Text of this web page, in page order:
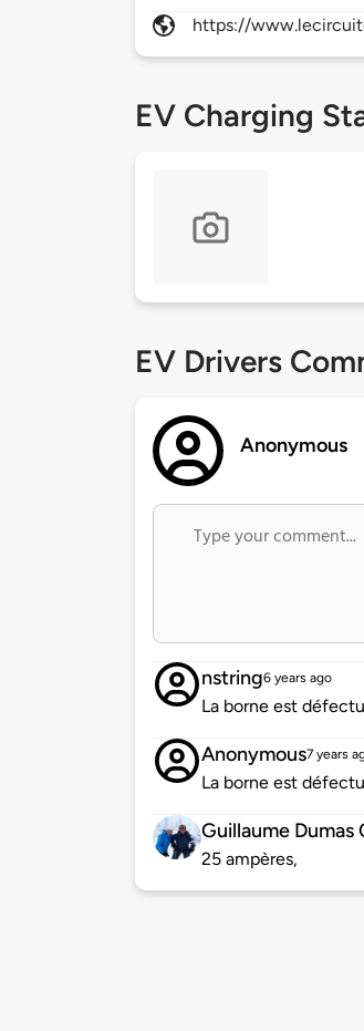
https://
EV Charging
EV Drivers
Anonymous
nstring6 years ago
La borne est
Anonymous7 years
La borne est
Guillaume Dumas
25 ampères,